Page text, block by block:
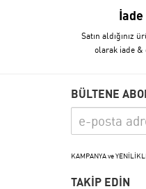
Satın aldığınız
olarak iade
BÜLTENE
KAMPANYA ve
TAKİP EDİN